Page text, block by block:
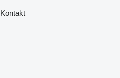
Kontakt